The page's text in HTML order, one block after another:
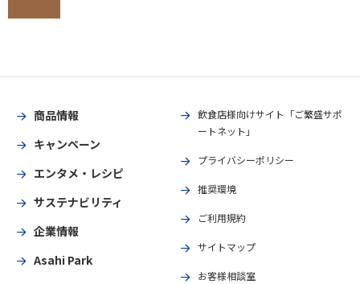
商品情報
キャンペーン
エンタメ・レシピ
サステナビリティ
企業情報
Asahi Park
飲食店様向けサイト「ご繁盛サポ
ートネット」
プライバシーポリシー
推奨環境
ご利用規約
サイトマップ
お客様相談室